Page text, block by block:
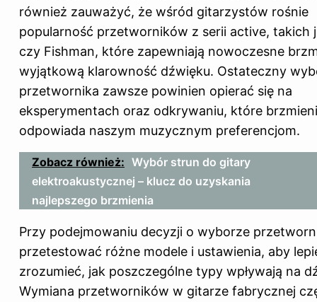
również zauważyć, że wśród gitarzystów rośnie
popularność przetworników z serii active, takich
czy Fishman, które zapewniają nowoczesne
wyjątkową klarowność dźwięku. Ostateczny
przetwornika zawsze powinien opierać się na
eksperymentach oraz odkrywaniu, które
odpowiada naszym muzycznym preferencjom.
Zobacz również: Wybór strun do gitary
elektroakustycznej – klucz do uzyskania
najlepszego brzmienia
Przy podejmowaniu decyzji o wyborze
przetestować różne modele i ustawienia, aby
zrozumieć, jak poszczególne typy wpływają na
Wymiana przetworników w gitarze fabrycznej